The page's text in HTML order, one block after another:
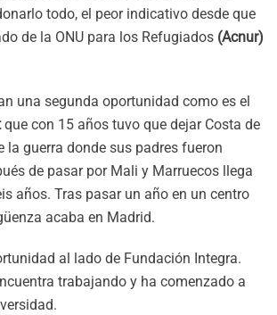
todo, el peor indicativo desde que
de la ONU para los Refugiados (Acnur)
una segunda oportunidad como es el
que con 15 años tuvo que dejar Costa de
la guerra donde sus padres fueron
de pasar por Mali y Marruecos llega
años. Tras pasar un año en un centro
acaba en Madrid.
al lado de Fundación Integra.
trabajando y ha comenzado a